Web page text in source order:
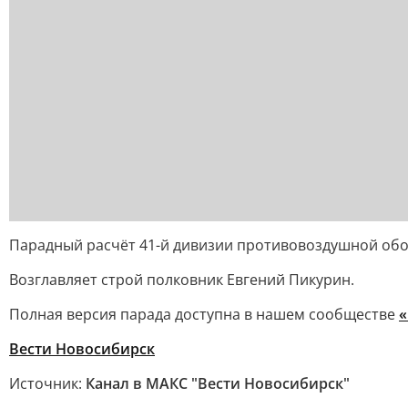
Парадный расчёт 41-й дивизии противовоздушной
Возглавляет строй полковник Евгений Пикурин.
Полная версия парада доступна в нашем сообществе
Вести Новосибирск
Источник: Канал в МАКС "Вести Новосибирск"